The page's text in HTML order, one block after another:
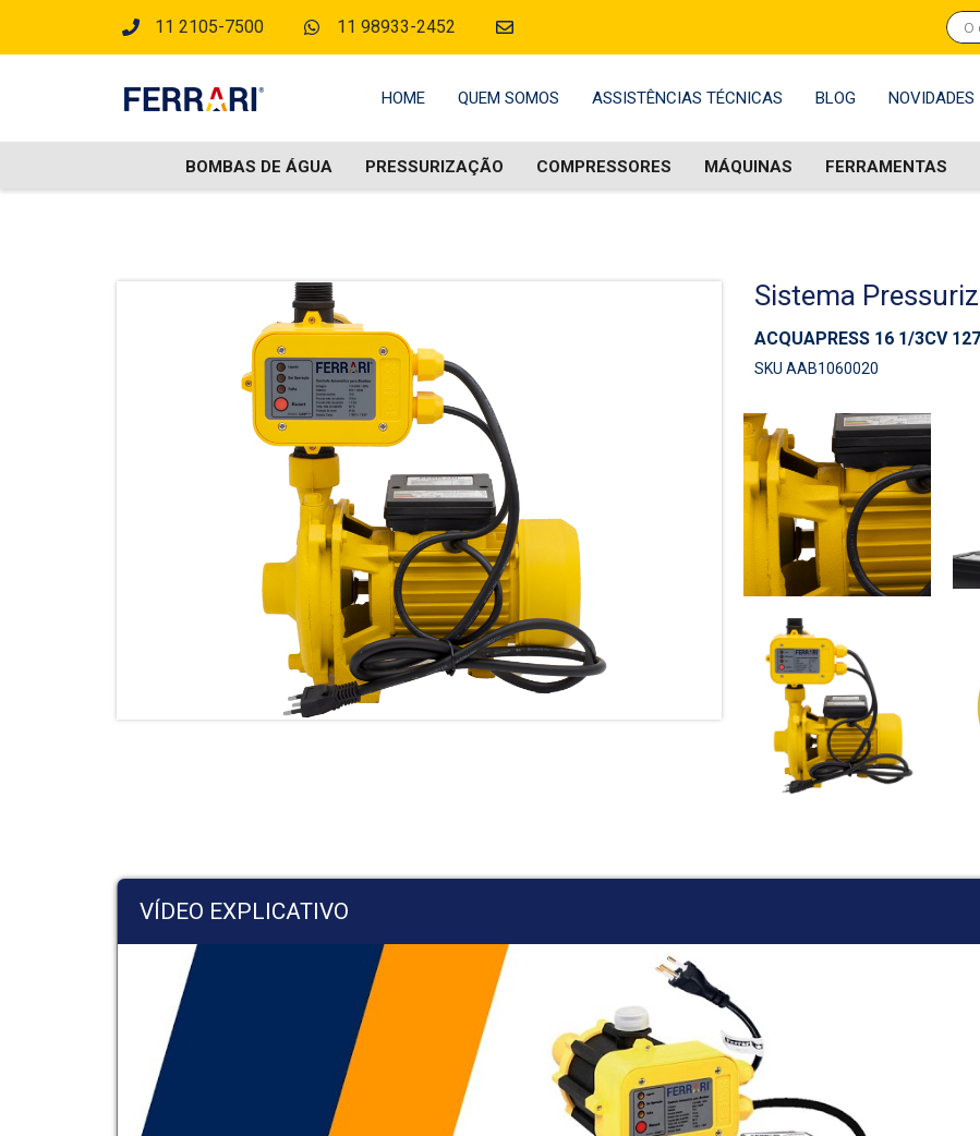
11 2105-7500 11 98933-2452
HOME QUEM SOMOS ASSISTÊNCIAS TÉCNICAS BLOG NOVIDADES
BOMBAS DE ÁGUA PRESSURIZAÇÃO COMPRESSORES MÁQUINAS FERRAMENTAS
Sistema
ACQUAPRESS 16 1/3CV
SKU AAB1060020
VÍDEO EXPLICATIVO